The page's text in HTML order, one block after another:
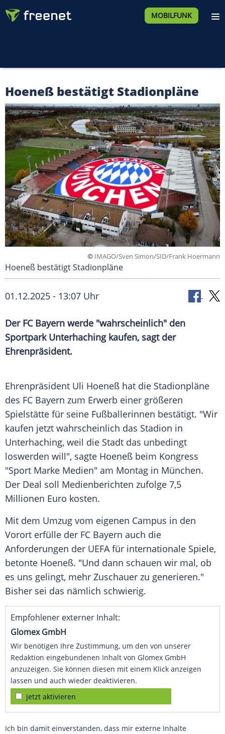
MOBILFUNK
Hoeneß bestätigt Stadionpläne
© IMAGO/Sven Simon/SID/Frank Hoermann
Hoeneß bestätigt Stadionpläne
01.12.2025 - 13:07 Uhr
Der FC Bayern werde "wahrscheinlich" den
Sportpark Unterhaching kaufen, sagt der
Ehrenpräsident.
Ehrenpräsident Uli Hoeneß hat die Stadionpläne
des FC Bayern zum Erwerb einer größeren
Spielstätte für seine Fußballerinnen bestätigt. "Wir
kaufen jetzt wahrscheinlich das Stadion in
Unterhaching, weil die Stadt das unbedingt
loswerden will", sagte Hoeneß beim Kongress
"Sport Marke Medien" am Montag in München.
Der Deal soll Medienberichten zufolge 7,5
Millionen Euro kosten.
Mit dem Umzug vom eigenen Campus in den
Vorort erfülle der FC Bayern auch die
Anforderungen der UEFA für internationale Spiele,
betonte Hoeneß. "Und dann schauen wir mal, ob
es uns gelingt, mehr Zuschauer zu generieren."
Bisher sei das nämlich schwierig.
Empfohlener externer Inhalt:
Glomex GmbH
Wir benötigen Ihre Zustimmung, um den von unserer
Redaktion eingebundenen Inhalt von Glomex GmbH
anzuzeigen. Sie können diesen mit einem Klick anzeigen
lassen und auch wieder deaktivieren.
jetzt aktivieren
Ich bin damit einverstanden, dass mir externe Inhalte